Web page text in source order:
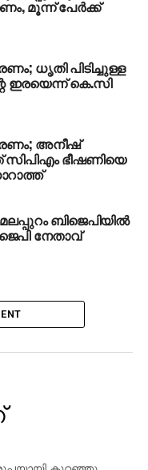
മൂന്ന് പേര്‍ക്ക്
ധൃതി പിടിച്ചുള്ള
കെ.സി
അനീഷ്
ഭീഷണിയെ
ബിജെപിയില്‍
നേതാവ്